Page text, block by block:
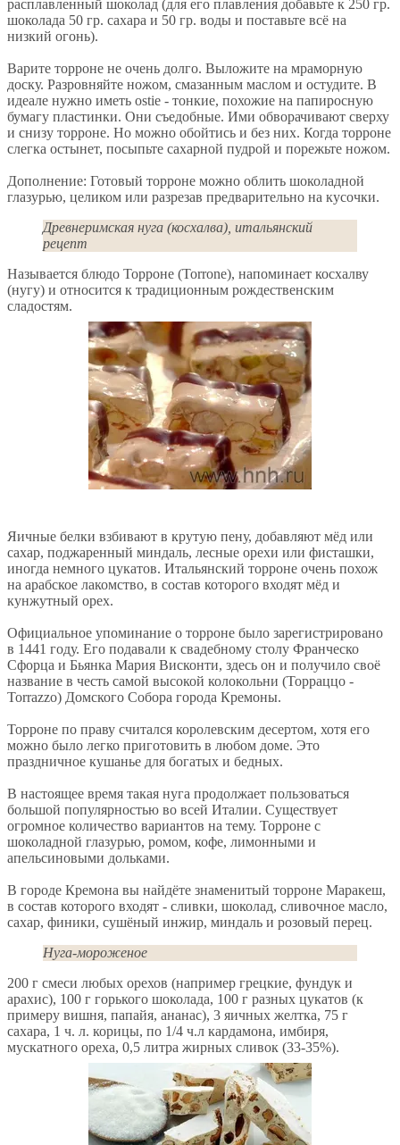
расплавленный шоколад (для его плавления добавьте к 250 гр.
шоколада 50 гр. сахара и 50 гр. воды и поставьте всё на
низкий огонь).
Варите торроне не очень долго. Выложите на мраморную
доску. Разровняйте ножом, смазанным маслом и остудите. В
идеале нужно иметь ostie - тонкие, похожие на папиросную
бумагу пластинки. Они съедобные. Ими обворачивают сверху
и снизу торроне. Но можно обойтись и без них. Когда торроне
слегка остынет, посыпьте сахарной пудрой и порежьте ножом.
Дополнение: Готовый торроне можно облить шоколадной
глазурью, целиком или разрезав предварительно на кусочки.
Древнеримская нуга (косхалва), итальянский
рецепт
Называется блюдо Торроне (Torrone), напоминает косхалву
(нугу) и относится к традиционным рождественским
сладостям.
Яичные белки взбивают в крутую пену, добавляют мёд или
сахар, поджаренный миндаль, лесные орехи или фисташки,
иногда немного цукатов. Итальянский торроне очень похож
на арабское лакомство, в состав которого входят мёд и
кунжутный орех.
Официальное упоминание о торроне было зарегистрировано
в 1441 году. Его подавали к свадебному столу Франческо
Сфорца и Бьянка Мария Висконти, здесь он и получило своё
название в честь самой высокой колокольни (Торраццо -
Torrazzo) Домского Собора города Кремоны.
Торроне по праву считался королевским десертом, хотя его
можно было легко приготовить в любом доме. Это
праздничное кушанье для богатых и бедных.
В настоящее время такая нуга продолжает пользоваться
большой популярностью во всей Италии. Существует
огромное количество вариантов на тему. Торроне с
шоколадной глазурью, ромом, кофе, лимонными и
апельсиновыми дольками.
В городе Кремона вы найдёте знаменитый торроне Маракеш,
в состав которого входят - сливки, шоколад, сливочное масло,
сахар, финики, сушёный инжир, миндаль и розовый перец.
Нуга-мороженое
200 г смеси любых орехов (например грецкие, фундук и
арахис), 100 г горького шоколада, 100 г разных цукатов (к
примеру вишня, папайя, ананас), 3 яичных желтка, 75 г
сахара, 1 ч. л. корицы, по 1/4 ч.л кардамона, имбиря,
мускатного ореха, 0,5 литра жирных сливок (33-35%).